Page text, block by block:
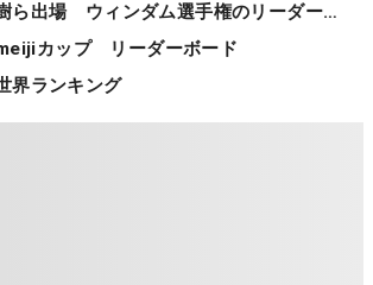
松山英樹ら出場 ウィンダム選手権のリーダーボード
カップ リーダーボード
界ランキング